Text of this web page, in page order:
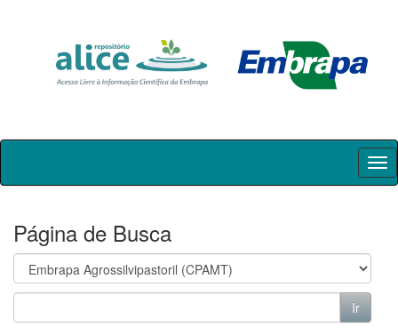
Skip
Página de Busca